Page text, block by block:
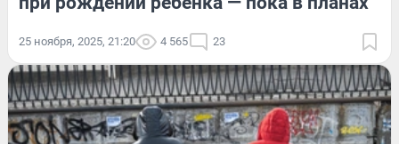
25 ноября, 2025, 21:20 4 565 23